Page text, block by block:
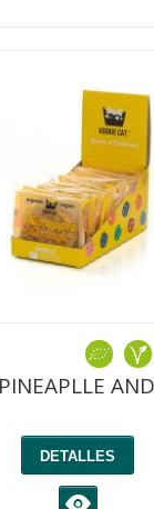
DETALLES
K